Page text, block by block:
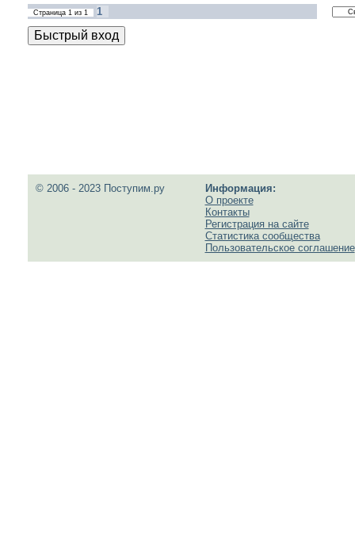
Страница 1из 1 1
© 2006 - 2023 Поступим.ру
Информация:
О проекте
Контакты
Регистрация на сайте
Статистика сообщества
Пользовательское соглашение